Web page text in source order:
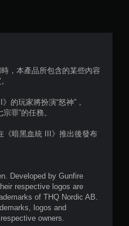
5
）
共
2
，本產品所包含的某些內容
的玩家將扮演“怒神”，
罪”的任務。
《暗黑血統 III》推出後發布
Developed by Gunfire
respective logos are
of THQ Nordic AB.
logos and
owners.